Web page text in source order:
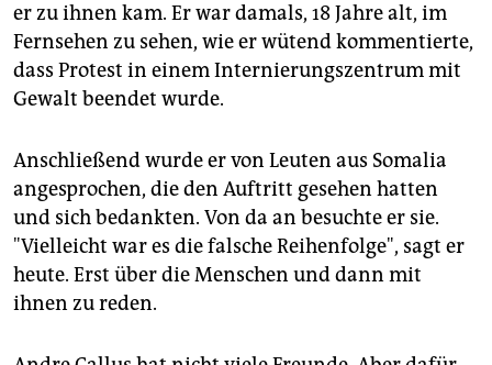
er zu ihnen kam. Er war damals, 18 Jahre alt, im
Fernsehen zu sehen, wie er wütend kommentierte,
dass Protest in einem Internierungszentrum mit
Gewalt beendet wurde.
Anschließend wurde er von Leuten aus Somalia
angesprochen, die den Auftritt gesehen hatten
und sich bedankten. Von da an besuchte er sie.
"Vielleicht war es die falsche Reihenfolge", sagt er
heute. Erst über die Menschen und dann mit
ihnen zu reden.